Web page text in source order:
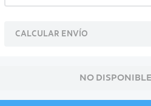
CALCULAR ENVÍO
NO DISPONIBLE